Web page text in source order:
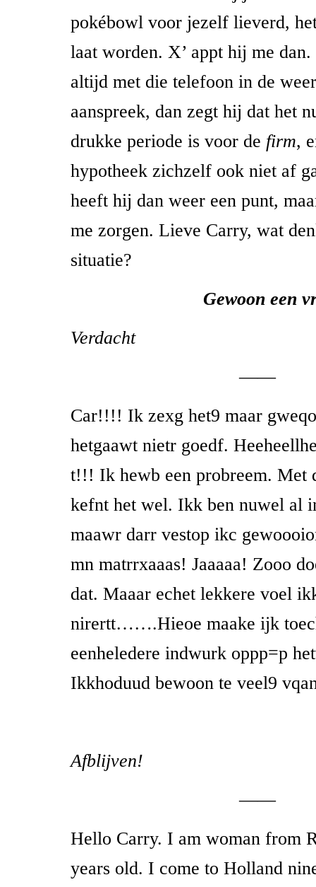
pokébowl voor jezelf lieverd,
laat worden. X’ appt hij me
altijd met die telefoon in de
aanspreek, dan zegt hij dat het
drukke periode is voor de firm,
hypotheek zichzelf ook niet af
heeft hij dan weer een punt,
me zorgen. Lieve Carry, wat
situatie?
Gewoon een
Verdacht
——
Car!!!! Ik zexg het9 maar
hetgaawt nietr goedf.
t!!! Ik hewb een probreem. Met
kefnt het wel. Ikk ben nuwel al
maawr darr vestop ikc
mn matrrxaaas! Jaaaaa! Zooo
dat. Maaar echet lekkere voel
nirertt…….Hieoe maake ijk
eenheledere indwurk oppp=p
Ikkhoduud bewoon te veel9
Afblijven!
——
Hello Carry. I am woman from
years old. I come to Holland